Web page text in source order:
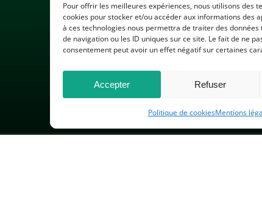
Pour offrir les meilleures expériences, nous utilisons des
cookies pour stocker et/ou accéder aux informations des
à ces technologies nous permettra de traiter des
de navigation ou les ID uniques sur ce site. Le fait de ne
consentement peut avoir un effet négatif sur certaines
Accepter Refuser
Politique de cookiesMentions